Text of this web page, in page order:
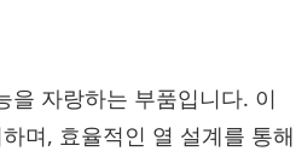
을 자랑하는 부품입니다. 이
며, 효율적인 열 설계를 통해